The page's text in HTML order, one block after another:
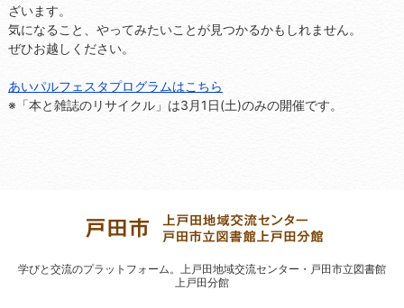
ざいます。
気になること、やってみたいことが見つかるかもしれません。
ぜひお越しください。
あいパルフェスタプログラムはこちら
※「本と雑誌のリサイクル」は3月1日(土)のみの開催です。
学びと交流のプラットフォーム。
上戸田地域交流センター・戸田市立図書館
上戸田分館